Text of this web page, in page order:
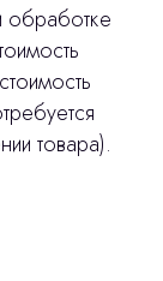
обработке
товара).